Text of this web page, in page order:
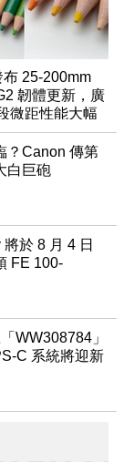
布 25-200mm
韌體更新，廣
微距性能大幅
？Canon 傳第
白巨砲
於 8 月 4 日
FE 100-
WW308784」
C 系統將迎新